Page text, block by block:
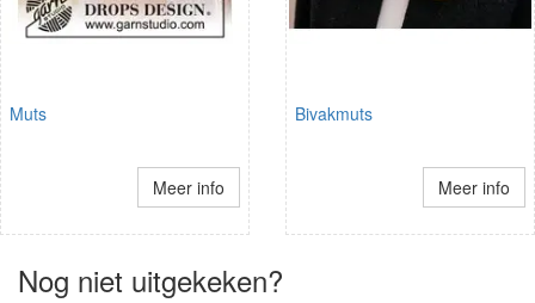
Muts
Meer info
Bivakmuts
Meer info
Nog niet uitgekeken?